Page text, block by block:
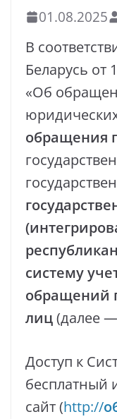
01.08.2025
В
Беларусь от
«Об
обращения
систему
обращений
лиц(далее
Доступ к
бесплатный
сайт (http://